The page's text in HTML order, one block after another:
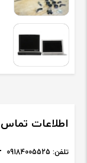
اطلاعات تماس
تلفن: 09184005525